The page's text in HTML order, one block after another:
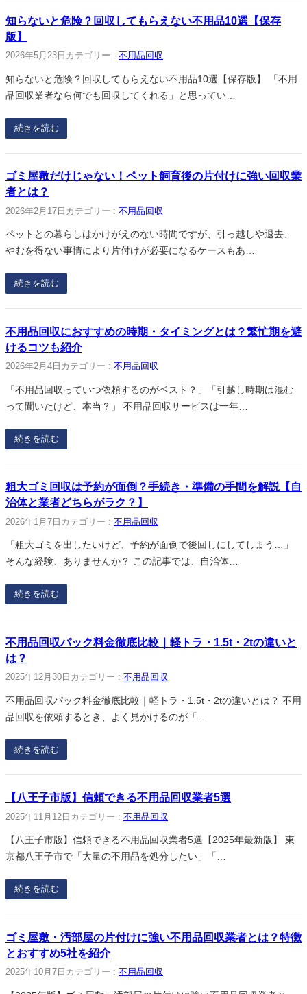
知らないと危険？回収してもらえない不用品10選【保存
版】
2026年5月23日 カテゴリー : 不用品回収
知らないと危険？回収してもらえない不用品10選【保存版】 「不用
品回収業者なら何でも回収してくれる」と思ってい…
続きを読む
ゴミ屋敷だけじゃない！ペット飼育後の片付けに強い回収業
者とは？
2026年2月17日 カテゴリー : 不用品回収
ペットとの暮らしはかけがえのない時間ですが、引っ越しや退去、
やむを得ない事情により片付けが必要になるケースもあ…
続きを読む
不用品回収におすすめの時期・タイミングとは？繁忙期を避
けるコツも紹介
2026年2月4日 カテゴリー : 不用品回収
「不用品回収っていつ依頼するのがベスト？」「引越し時期は混む
って聞いたけど、本当？」 不用品回収サービスは一年…
続きを読む
粗大ゴミ回収は予約が面倒？手続き・準備の手間を解説【自
治体と業者どちらがラク？】
2026年1月7日 カテゴリー : 不用品回収
「粗大ゴミを出したいけど、予約が面倒で後回しにしてしまう…」
そんな経験、ありませんか？ この記事では、自治体…
続きを読む
不用品回収パック料金徹底比較｜軽トラ・1.5t・2tの違いと
は？
2025年12月30日 カテゴリー : 不用品回収
不用品回収パック料金徹底比較｜軽トラ・1.5t・2tの違いとは？ 不用
品回収を依頼するとき、よく見かけるのが「…
続きを読む
【八王子市版】信頼できる不用品回収業者5選
2025年11月12日 カテゴリー : 不用品回収
【八王子市版】信頼できる不用品回収業者5選【2025年最新版】 東
京都八王子市で「大量の不用品を処分したい」「…
続きを読む
ゴミ屋敷・汚部屋の片付けに強い不用品回収業者とは？特徴
とおすすめ5社を紹介
2025年10月7日 カテゴリー : 不用品回収